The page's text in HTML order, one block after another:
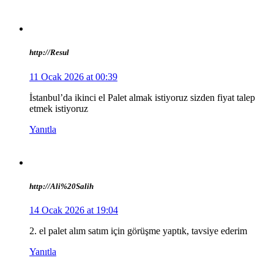
http://Resul
11 Ocak 2026 at 00:39
İstanbul’da ikinci el Palet almak istiyoruz sizden fiyat talep
etmek istiyoruz
Yanıtla
http://Ali%20Salih
14 Ocak 2026 at 19:04
2. el palet alım satım için görüşme yaptık, tavsiye ederim
Yanıtla